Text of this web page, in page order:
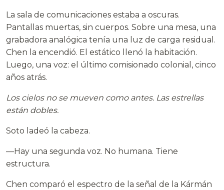
La sala de comunicaciones estaba a oscuras.
Pantallas muertas, sin cuerpos. Sobre una mesa, una
grabadora analógica tenía una luz de carga residual.
Chen la encendió. El estático llenó la habitación.
Luego, una voz: el último comisionado colonial, cinco
años atrás.
Los cielos no se mueven como antes. Las estrellas
están dobles.
Soto ladeó la cabeza.
—Hay una segunda voz. No humana. Tiene
estructura.
Chen comparó el espectro de la señal de la Kármán